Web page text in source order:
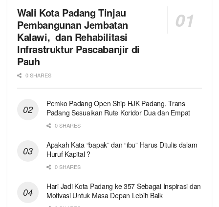
Wali Kota Padang Tinjau
Pembangunan Jembatan
Kalawi, dan Rehabilitasi
Infrastruktur Pascabanjir di
Pauh
0 SHARES
Pemko Padang Open Ship HJK Padang, Trans
Padang Sesuaikan Rute Koridor Dua dan Empat
0 SHARES
Apakah Kata “bapak” dan “ibu” Harus Ditulis dalam
Huruf Kapital ?
0 SHARES
Hari Jadi Kota Padang ke 357 Sebagai Inspirasi dan
Motivasi Untuk Masa Depan Lebih Baik